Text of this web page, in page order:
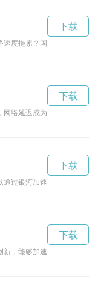
度拖累？国外VPS加速技术
下载
网络延迟成为影响用户体验
下载
过银河加速器正版官方入
下载
新，能够加速人类的技术发展
下载